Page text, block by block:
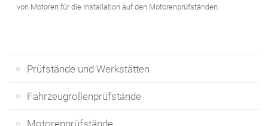
von Motoren für die Installation auf den Motorenprüfständen.
Prüfstände und Werkstätten
Fahrzeugrollenprüfstände
Motorenprüfstände